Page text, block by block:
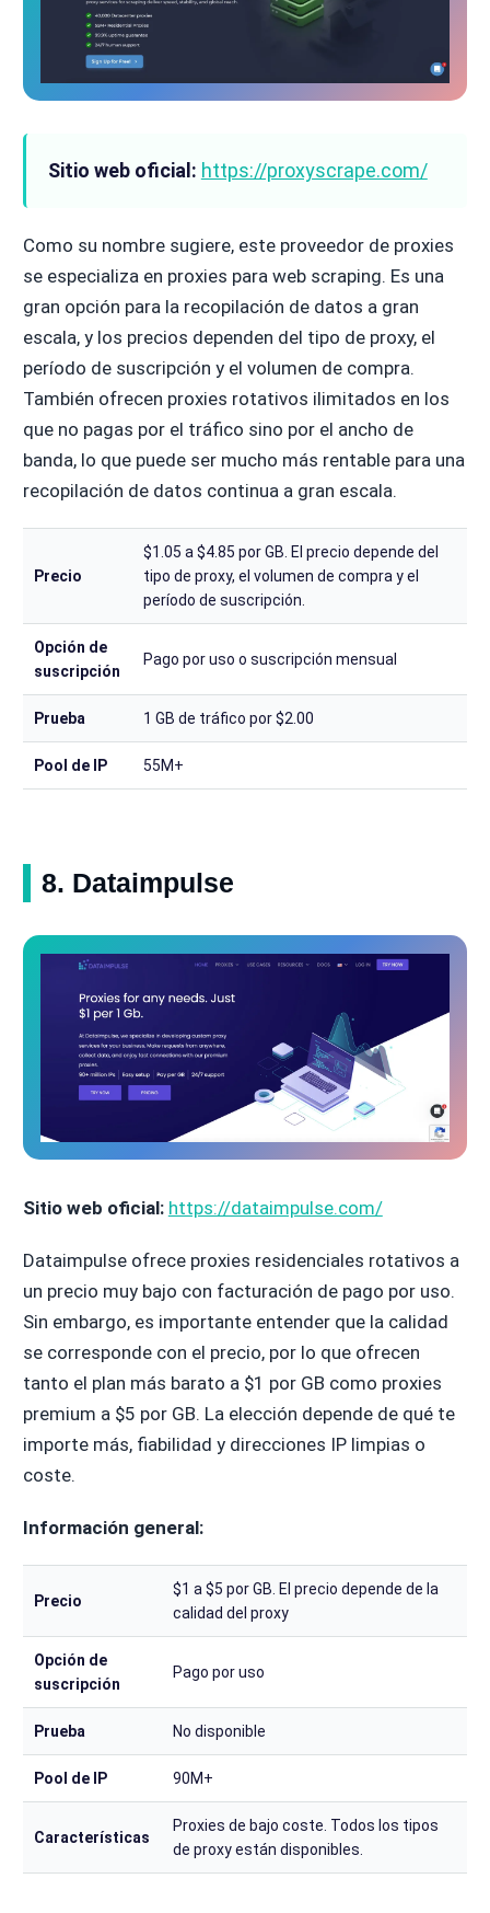
Sitio web oficial: https://proxyscrape.com/
Como su nombre sugiere, este proveedor de proxies
se especializa en proxies para web scraping. Es una
gran opción para la recopilación de datos a gran
escala, y los precios dependen del tipo de proxy, el
período de suscripción y el volumen de compra.
También ofrecen proxies rotativos ilimitados en los
que no pagas por el tráfico sino por el ancho de
banda, lo que puede ser mucho más rentable para una
recopilación de datos continua a gran escala.
Precio
$1.05 a $4.85 por GB. El precio depende del
tipo de proxy, el volumen de compra y el
período de suscripción.
Opción de
suscripción
Pago por uso o suscripción mensual
Prueba 1 GB de tráfico por $2.00
Pool de IP 55M+
8. Dataimpulse
Sitio web oficial: https://dataimpulse.com/
Dataimpulse ofrece proxies residenciales rotativos a
un precio muy bajo con facturación de pago por uso.
Sin embargo, es importante entender que la calidad
se corresponde con el precio, por lo que ofrecen
tanto el plan más barato a $1 por GB como proxies
premium a $5 por GB. La elección depende de qué te
importe más, fiabilidad y direcciones IP limpias o
coste.
Información general:
Precio
$1 a $5 por GB. El precio depende de la
calidad del proxy
Opción de
suscripción
Pago por uso
Prueba No disponible
Pool de IP 90M+
Características
Proxies de bajo coste. Todos los tipos
de proxy están disponibles.